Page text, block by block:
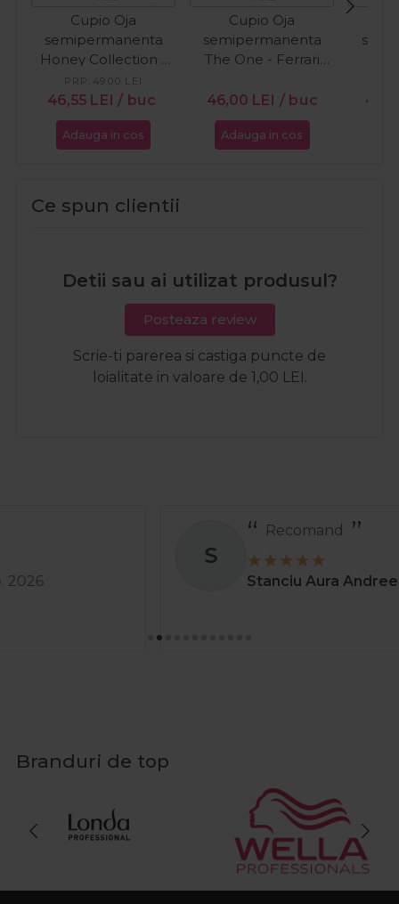
Cupio Oja
semipermanenta
Honey Collection -
Sweet Honey 15ml
46,55 LEI / buc
PRP: 49,00 LEI
Adauga in cos
Cupio Oja
semipermanenta
The One - Ferrari
46,00 LEI / buc
Adauga in cos
Ce spun clientii
Detii sau ai utilizat produsul?
Posteaza review
Scrie-ti parerea si castiga puncte de
loialitate in valoare de 1,00 LEI.
02 apr. 2025
Branduri de top